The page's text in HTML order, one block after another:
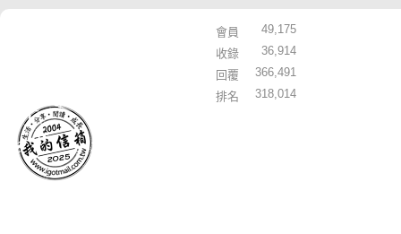
會員
49,175
收錄
36,914
回覆
366,491
排名
318,014